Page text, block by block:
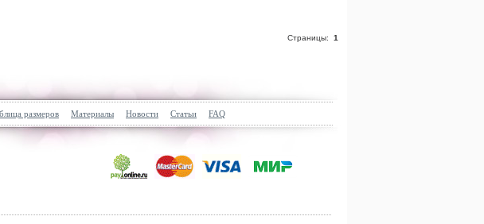
Страницы: 1
размеров Материалы Новости Статьи FAQ